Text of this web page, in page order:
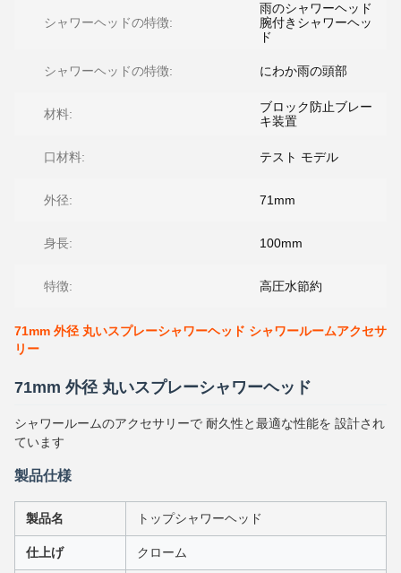
シャワーヘッドの特徴:
雨のシャワーヘッド
腕付きシャワーヘッ
ド
シャワーヘッドの特徴: にわか雨の頭部
材料:
ブロック防止ブレー
キ装置
口材料: テスト モデル
外径: 71mm
身長: 100mm
特徴: 高圧水節約
71mm 外径 丸いスプレーシャワーヘッド シャワールームアクセサ
リー
71mm 外径 丸いスプレーシャワーヘッド
シャワールームのアクセサリーで 耐久性と最適な性能を 設計され
ています
製品仕様
製品名 トップシャワーヘッド
仕上げ クローム